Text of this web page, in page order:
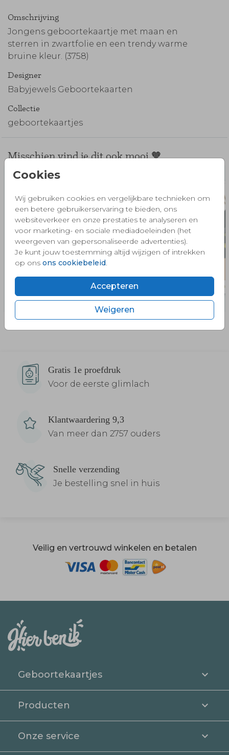
Cookies
Wij gebruiken cookies en vergelijkbare technieken om
een betere gebruikerservaring te bieden, ons
websiteverkeer en onze prestaties te analyseren en
voor marketing- en sociale mediadoeleinden (het
weergeven van gepersonaliseerde advertenties).
Je kunt jouw toestemming altijd wijzigen of intrekken
op ons ons cookiebeleid.
Accepteren
Weigeren
Omschrijving
Jongens geboortekaartje met maan en
sterren in zwartfolie en een trendy warme
bruine kleur. (3758)
Designer
Babyjewels Geboortekaarten
Collectie
geboortekaartjes
Misschien vind je dit ook mooi 🧡
Gratis 1e proefdruk
Voor de eerste glimlach
Klantwaardering 9,3
Van meer dan 2757 ouders
Snelle verzending
Je bestelling snel in huis
Veilig en vertrouwd winkelen en betalen
Geboortekaartjes
Producten
Onze service